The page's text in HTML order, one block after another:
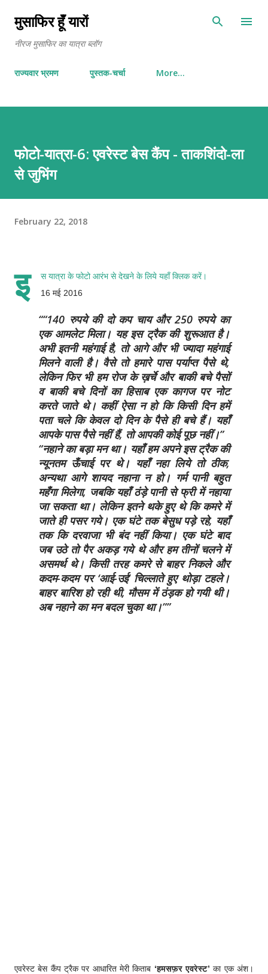
मुसाफिर हूँ यारों
नीरज मुसाफिर का यात्रा ब्लॉग
राज्यवार भ्रमण पुस्तक-चर्चा More…
फोटो-यात्रा-6: एवरेस्ट बेस कैंप - ताकशिंदो-ला
से जुभिंग
February 22, 2018
इ स यात्रा के फोटो आरंभ से देखने के लिये यहाँ क्लिक करें।
16 मई 2016
“140 रुपये की दो कप चाय और 250 रुपये का
एक आमलेट मिला। यह इस ट्रैक की शुरूआत है।
अभी इतनी महंगाई है, तो आगे और भी ज्यादा महंगाई
मिलने वाली है। वैसे तो हमारे पास पर्याप्त पैसे थे,
लेकिन फिर भी हम रोज के ख़र्चे और बाकी बचे पैसों
व बाकी बचे दिनों का हिसाब एक कागज पर नोट
करते जाते थे। कहीं ऐसा न हो कि किसी दिन हमें
पता चले कि केवल दो दिन के पैसे ही बचे हैं। यहाँ
आपके पास पैसे नहीं हैं, तो आपकी कोई पूछ नहीं।”
“नहाने का बड़ा मन था। यहाँ हम अपने इस ट्रैक की
न्यूनतम ऊँचाई पर थे। यहाँ नहा लिये तो ठीक,
अन्यथा आगे शायद नहाना न हो। गर्म पानी बहुत
महँगा मिलेगा, जबकि यहाँ ठंड़े पानी से फ्री में नहाया
जा सकता था। लेकिन इतने थके हुए थे कि कमरे में
जाते ही पसर गये। एक घंटे तक बेसुध पड़े रहे, यहाँ
तक कि दरवाजा भी बंद नहीं किया। एक घंटे बाद
जब उठे तो पैर अकड़ गये थे और हम तीनों चलने में
असमर्थ थे। किसी तरह कमरे से बाहर निकले और
कदम-कदम पर ‘आई-उई’ चिल्लाते हुए थोड़ा टहले।
बाहर बारिश हो रही थी, मौसम में ठंड़क हो गयी थी।
अब नहाने का मन बदल चुका था।”
एवरेस्ट बेस कैंप ट्रैक पर आधारित मेरी किताब ‘हमसफ़र एवरेस्ट’ का एक अंश।